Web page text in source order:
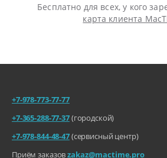
Бесплатно для всех, у кого
карта клиента
+7-978-773-77-77
+7-365-288-77-37(городской)
+7-978-844-48-47(сервисный центр)
Приём заказовzakaz@mactime.pro